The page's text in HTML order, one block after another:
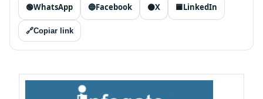
🟢WhatsApp 🔵Facebook ⚫X 🟦LinkedIn
🔗Copiar link